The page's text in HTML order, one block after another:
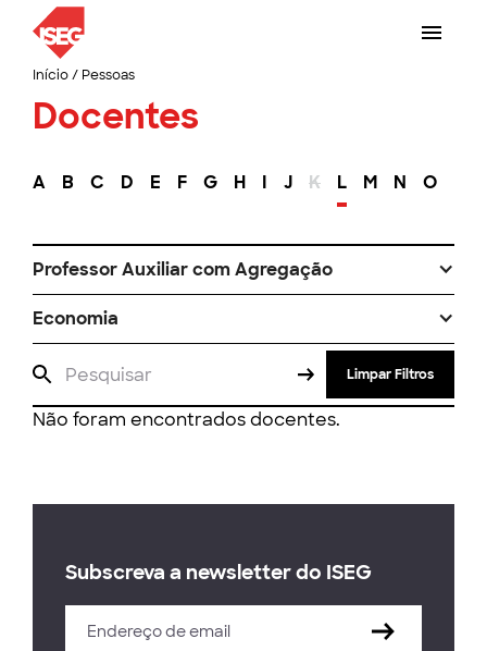
Início/ Pessoas
Docentes
A B C D E F G H I J K L M N O
Professor Auxiliar com Agregação
Economia
Limpar Filtros
Não foram encontrados docentes.
Subscreva a newsletter do ISEG